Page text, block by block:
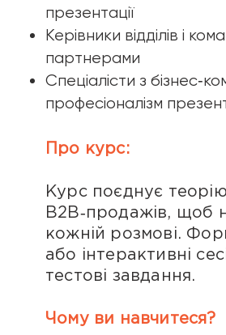
презентації
Керівники відділів і
партнерами
Спеціалісти з
професіоналізм
Про курс:
Курс поєднує
B2B‑продажів, щоб
кожній розмові.
або інтерактивні
тестові завдання.
Чому ви навчитеся?